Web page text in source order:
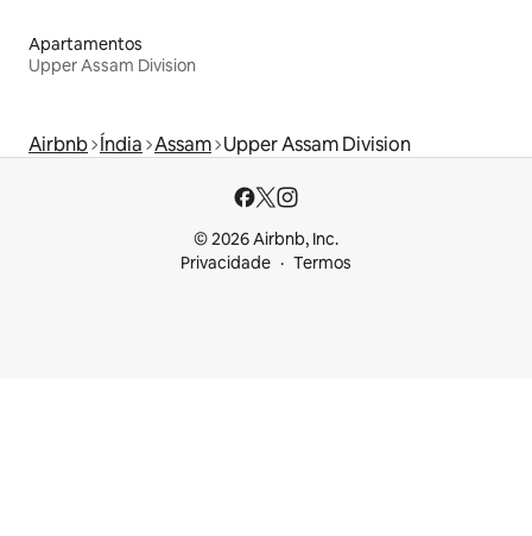
Apartamentos
Upper Assam Division
Airbnb Índia Assam Upper Assam Division
© 2026 Airbnb, Inc.
Privacidade
Termos